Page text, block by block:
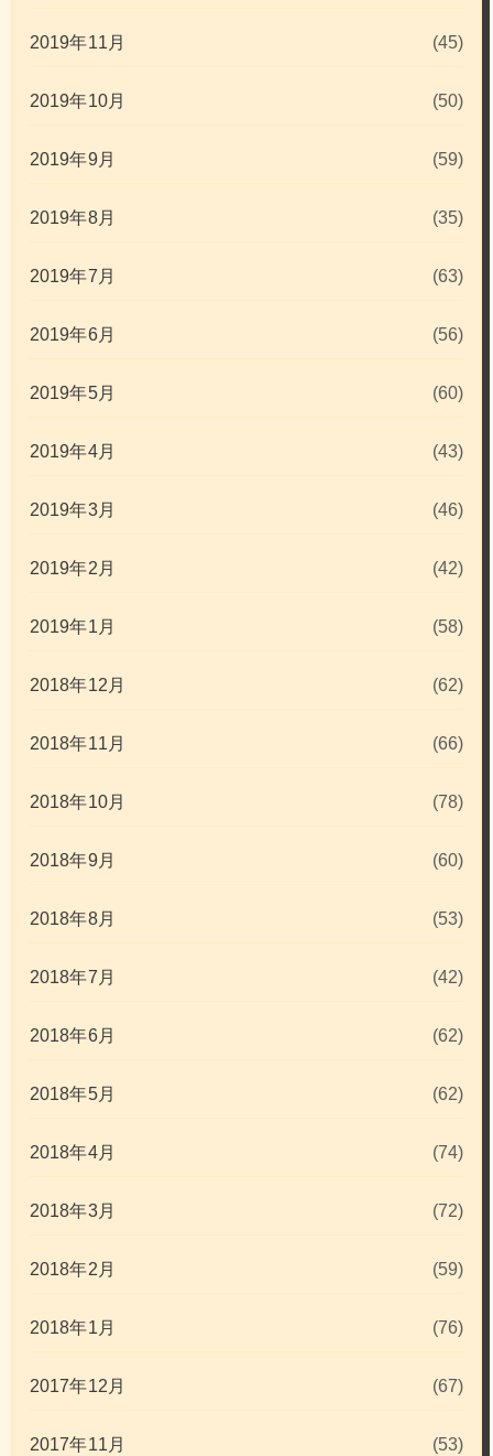
2019年11月 (45)
2019年10月 (50)
2019年9月 (59)
2019年8月 (35)
2019年7月 (63)
2019年6月 (56)
2019年5月 (60)
2019年4月 (43)
2019年3月 (46)
2019年2月 (42)
2019年1月 (58)
2018年12月 (62)
2018年11月 (66)
2018年10月 (78)
2018年9月 (60)
2018年8月 (53)
2018年7月 (42)
2018年6月 (62)
2018年5月 (62)
2018年4月 (74)
2018年3月 (72)
2018年2月 (59)
2018年1月 (76)
2017年12月 (67)
2017年11月 (53)